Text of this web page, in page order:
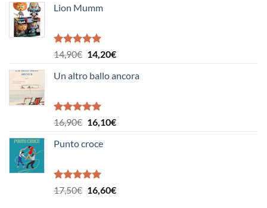
originale
39,00€.
Lion Mumm
Valutato
5.00
14,90€ Il
originale
14,90€.
14,20€Il
attuale
Un altro ballo ancora
Valutato
5.00
16,90€ Il
originale
16,90€.
16,10€Il
Punto croce
Valutato
5.00
17,50€ Il
16,60€Il